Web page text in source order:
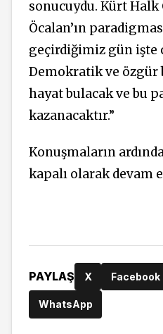
sonucuydu. Kürt
Öcalan’ın
geçirdiğimiz gün işte
Demokratik ve
hayat bulacak ve bu
kazanacaktır.”
Konuşmaların
kapalı olarak devam
PAYLAŞ X Facebook
WhatsApp